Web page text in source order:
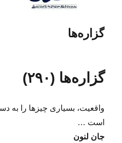
گزاره‌ها
گزاره‌ها (۲۹۰)
واقعیت، بسیاری چیزها را به
است …
جان لنون